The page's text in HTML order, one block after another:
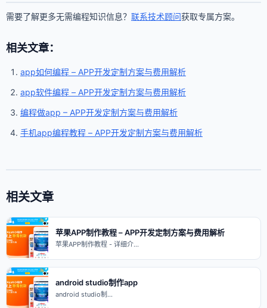
需要了解更多无需编程知识信息？ 联系技术顾问获取专属方案。
相关文章：
app如何编程 – APP开发定制方案与费用解析
app软件编程 – APP开发定制方案与费用解析
编程做app – APP开发定制方案与费用解析
手机app编程教程 – APP开发定制方案与费用解析
相关文章
苹果APP制作教程 – APP开发定制方案与费用解析
苹果APP制作教程 - 详细介…
android studio制作app
android studio制…